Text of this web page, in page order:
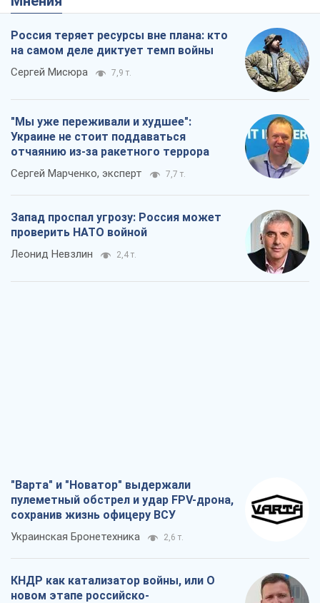
Россия теряет ресурсы вне плана: кто
на самом деле диктует темп войны
Сергей Мисюра 7,9 т.
"Мы уже переживали и худшее":
Украине не стоит поддаваться
отчаянию из-за ракетного террора
Сергей Марченко, эксперт 7,7 т.
Запад проспал угрозу: Россия может
проверить НАТО войной
Леонид Невзлин 2,4 т.
"Варта" и "Новатор" выдержали
пулеметный обстрел и удар FPV-дрона,
сохранив жизнь офицеру ВСУ
Украинская Бронетехника 2,6 т.
КНДР как катализатор войны, или О
новом этапе российско-